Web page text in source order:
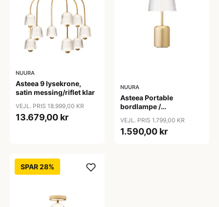
NUURA
Asteea 9 lysekrone,
satin messing/riflet klar
VEJL. PRIS 18.999,00 KR
13.679,00 kr
NUURA
Asteea Portable
bordlampe /
messing/riflet klar
VEJL. PRIS 1.799,00 KR
1.590,00 kr
SPAR 28%